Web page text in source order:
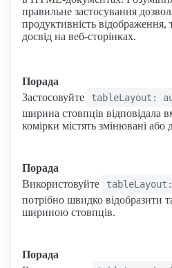
правильне застосування
продуктивність відображення,
досвід на веб-сторінках.
Порада
Застосовуйте
tableLayout:
ширина стовпців відповідала
комірки містять змінювані або
Порада
Використовуйте
потрібно швидко відобразити
шириною стовпців.
Порада